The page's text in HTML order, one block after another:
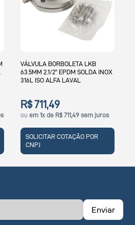
ALFA LAVAL
R$ 7.728,72
SOLICITAR COTAÇÃO POR
Enviar